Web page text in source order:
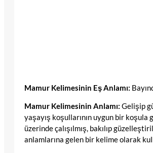
Mamur Kelimesinin Eş Anlamı:
Mamur Kelimesinin Anlamı: Gelişip
yaşayış koşullarının uygun bir koşula
üzerinde çalışılmış, bakılıp
anlamlarına gelen bir kelime olarak